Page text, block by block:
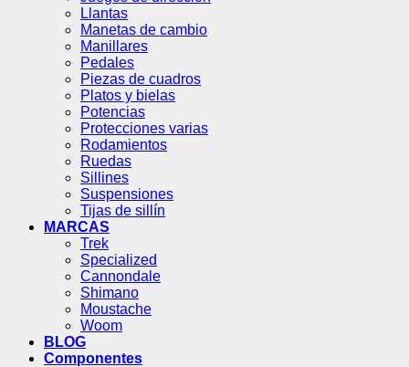
Llantas
Manetas de cambio
Manillares
Pedales
Piezas de cuadros
Platos y bielas
Potencias
Protecciones varias
Rodamientos
Ruedas
Sillines
Suspensiones
Tijas de sillín
MARCAS
Trek
Specialized
Cannondale
Shimano
Moustache
Woom
BLOG
Componentes